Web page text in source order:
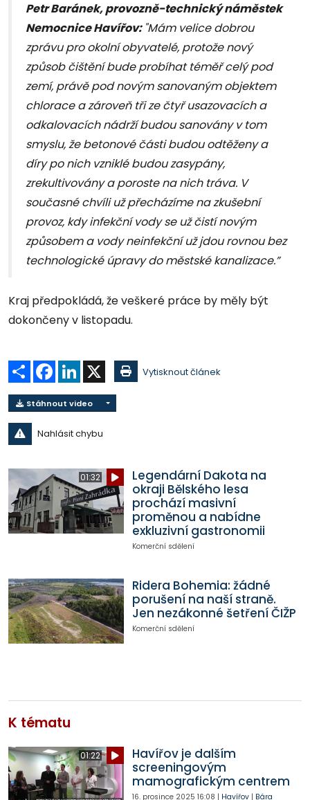
Petr Baránek, provozně-technický náměstek
Nemocnice Havířov: "Mám velice dobrou
zprávu pro okolní obyvatelé, protože nový
způsob čištění bude probíhat téměř celý pod
zemí, právě pod novým sanovaným objektem
chlorace a zároveň tři ze čtyř usazovacích a
odkalovacích nádrží budou sanovány v tom
smyslu, že betonové části budou odtěženy a
díry po nich vzniklé budou zasypány,
zrekultivovány a poroste na nich tráva. V
současné chvíli už přecházíme na zkušební
provoz, kdy infekční vody se už čistí novým
způsobem a vody neinfekční už jdou rovnou bez
technologické úpravy do městské kanalizace.”
Kraj předpokládá, že veškeré práce by měly být
dokončeny v listopadu.
Sdílet Facebook
LinkedIn Vytisknout článek
Stáhnout video
Nahlásit chybu
01:32
Legendární Dakota na
okraji Bělského lesa
prochází masivní
proměnou a nabídne
exkluzivní gastronomii
Komerční sdělení
Ridera Bohemia: žádné
porušení na naší straně.
Jen nezákonné šetření ČIŽP
Komerční sdělení
K tématu
01:22
Havířov je dalším
screeningovým
mamografickým centrem
16. prosince 2025 16:08 | Havířov| Bára